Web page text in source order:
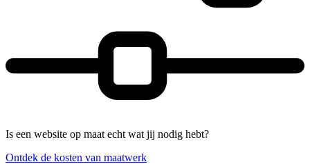
Is een website op maat echt wat jij nodig hebt?
Ontdek de kosten van maatwerk